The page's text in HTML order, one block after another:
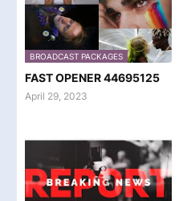
BROADCAST PACKAGES
FAST OPENER 44695125
April 29, 2023